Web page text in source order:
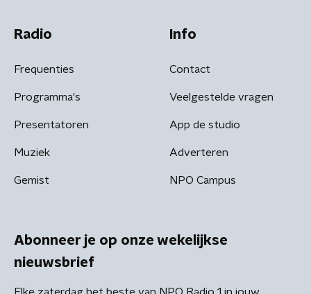
Radio
Frequenties
Programma's
Presentatoren
Muziek
Gemist
Info
Contact
Veelgestelde vragen
App de studio
Adverteren
NPO Campus
Abonneer je op onze wekelijkse
nieuwsbrief
Elke zaterdag het beste van NPO Radio 1 in jouw